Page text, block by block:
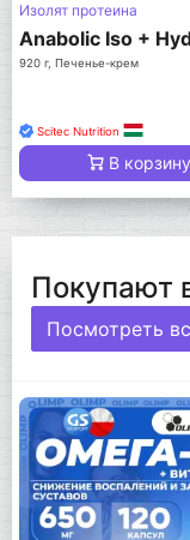
Изолят протеина
Anabolic Iso +
920 г, Печенье-крем
Scitec Nutrition
В корзину
Покупают
Посмотреть